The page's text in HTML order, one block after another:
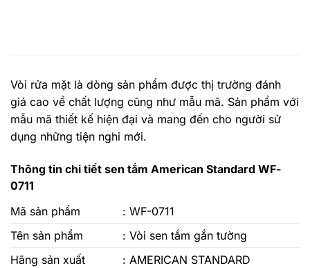
Vòi rửa mặt là dòng sản phẩm được thị trường đánh
giá cao về chất lượng cũng như mẫu mã. Sản phẩm với
mẫu mã thiết kế hiện đại và mang đến cho người sử
dụng những tiện nghi mới.
Thông tin chi tiết sen tắm American Standard WF-
0711
Mã sản phẩm
: WF-0711
Tên sản phẩm
: Vòi sen tắm gắn tường
Hãng sản xuất
: AMERICAN STANDARD